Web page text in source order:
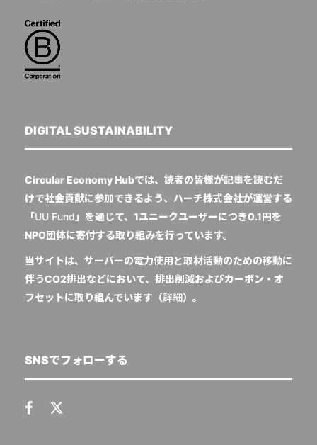
DIGITAL SUSTAINABILITY
Circular Economy Hubでは、読者の皆様が記事を読むだ
けで社会貢献に参加できるよう、ハーチ株式会社が運営する
「UU Fund 」を通じて、1ユニークユーザーにつき0.1円を
NPO団体に寄付する取り組みを行っています。
当サイトは、サーバーの電力使用と取材活動のための移動に
伴うCO2排出などにおいて、排出削減およびカーボン・オ
フセットに取り組んでいます（詳細）。
SNSでフォローする